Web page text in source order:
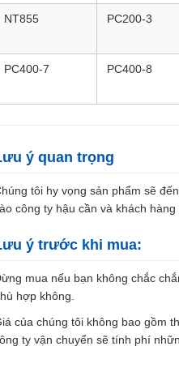
NT855 PC200-3
PC400-7 PC400-8
ý quan trọng
tôi hy vọng sản phẩm sẽ
công ty hậu cần và khách
ý trước khi mua:
mua nếu bạn không chắc
hợp không.
của chúng tôi không bao gồm
ty vận chuyển sẽ tính phí